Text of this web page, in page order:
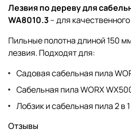
Лезвия по дереву для
WA8010.3– для
Пильные полотна длиной 150
лезвия. Подходят для:
Садовая сабельная пила
Сабельная пила WORX
Лобзик и сабельная пила 2 в
Отзывы